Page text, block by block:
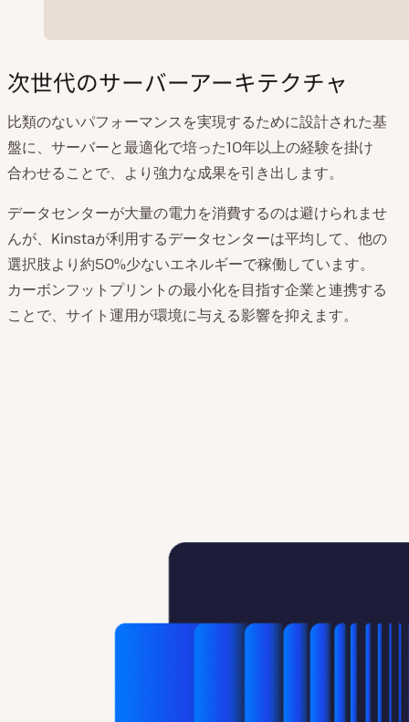
次世代のサーバーアーキテクチャ
比類のないパフォーマンスを実現するために設計された基
盤に、サーバーと最適化で培った10年以上の経験を掛け
合わせることで、より強力な成果を引き出します。
データセンターが大量の電力を消費するのは避けられませ
んが、Kinstaが利用するデータセンターは平均して、他の
選択肢より約50%少ないエネルギーで稼働しています。
カーボンフットプリントの最小化を目指す企業と連携する
ことで、サイト運用が環境に与える影響を抑えます。